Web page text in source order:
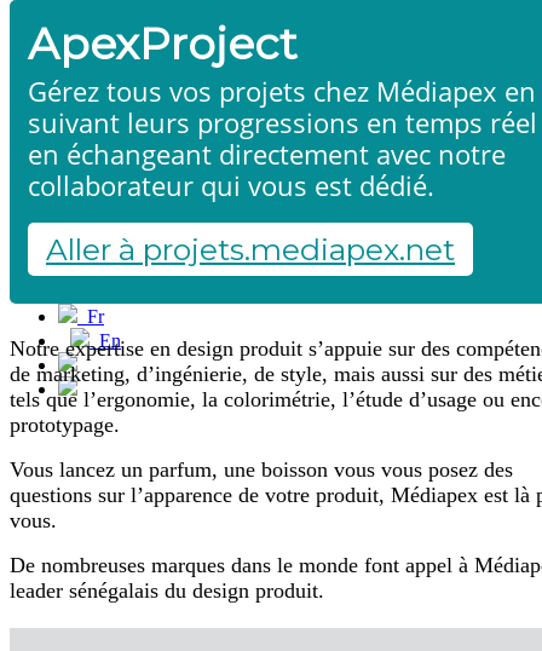
Accueil
Références
Contact
Fr
En
Français
English
Design produit
Notre expertise en design produit s’appuie sur des
de marketing, d’ingénierie, de style, mais aussi sur des
tels que l’ergonomie, la colorimétrie, l’étude d’usage ou
prototypage.
Vous lancez un parfum, une boisson vous vous posez des
questions sur l’apparence de votre produit, Médiapex est là
vous.
De nombreuses marques dans le monde font appel à
leader sénégalais du design produit.
ApexProject
Gérez tous vos projets chez Médiapex en
suivant leurs progressions en temps
en échangeant directement avec notre
collaborateur qui vous est dédié.
Aller à projets.mediapex.net